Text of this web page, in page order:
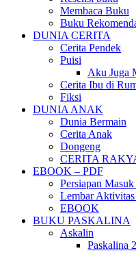
Membaca Buku
Buku
DUNIA CERITA
Cerita Pendek
Puisi
Aku Juga
Cerita Ibu di
Fiksi
DUNIA ANAK
Dunia Bermain
Cerita Anak
Dongeng
CERITA
EBOOK – PDF
Persiapan
Lembar
EBOOK
BUKU PASKALINA
Askalin
Paskalina